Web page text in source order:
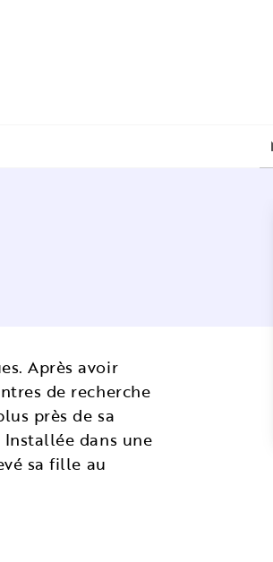
Après avoir
de recherche
près de sa
dans une
sa fille au